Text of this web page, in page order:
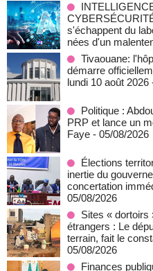
s'échappent du
nées d'un
Tivaouane:
démarre
lundi 10 août 2026
Politique :
PRP et lance un
Faye - 05/08/2026
Élections
inertie du
concertation
05/08/2026
Sites « dortoirs
étrangers : Le
terrain, fait le
05/08/2026
Finances